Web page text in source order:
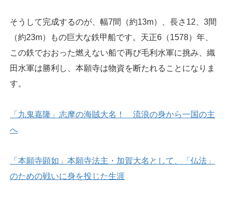
そうして完成するのが、幅7間（約13m）、長さ12、3間
（約23m）もの巨大な鉄甲船です。天正6（1578）年、
この鉄でおおった燃えない船で再び毛利水軍に挑み、織
田水軍は勝利し、本願寺は物資を断たれることになりま
す。
「九鬼嘉隆」志摩の海賊大名！ 流浪の身から一国の主
へ
「本願寺顕如」本願寺法主・加賀大名として、「仏法」
のための戦いに身を投じた生涯